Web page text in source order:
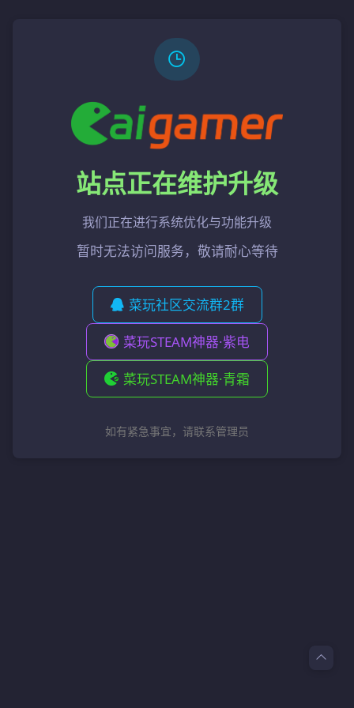
站点正在维护升级
我们正在进行系统优化与功能升级
暂时无法访问服务，敬请耐心等待
菜玩社区交流群2群
菜玩STEAM神器·紫电
菜玩STEAM神器·青霜
如有紧急事宜，请联系管理员